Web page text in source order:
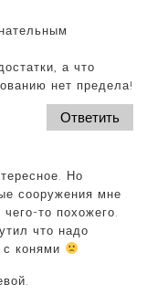
а что
нет предела!
Ответить
Но
сооружения мне
то похожего.
что надо
с конями